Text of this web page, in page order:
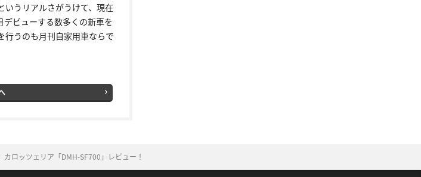
いうリアルさがうけて、現在
デビューする数多くの新車を
行うのも月刊自家用車ならで
ロッツェリア「DMH-SF700」レビュー！